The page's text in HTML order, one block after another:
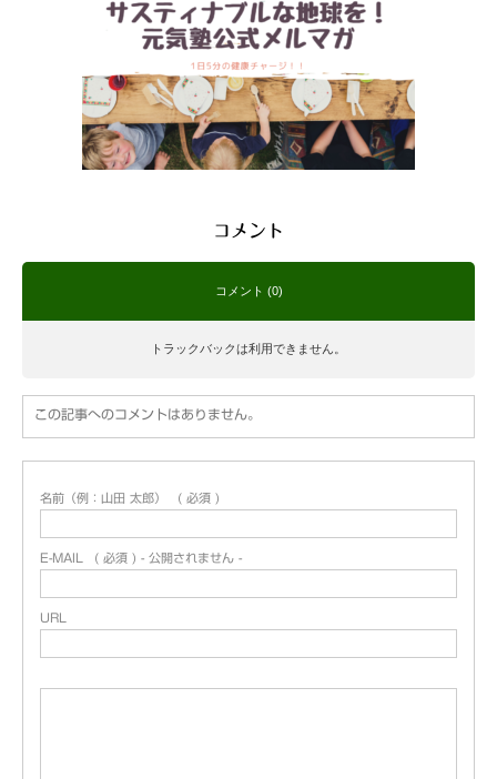
コメント
コメント (0)
トラックバックは利用できません。
この記事へのコメントはありません。
名前（例：山田 太郎） ( 必須 )
E-MAIL ( 必須 ) - 公開されません -
URL